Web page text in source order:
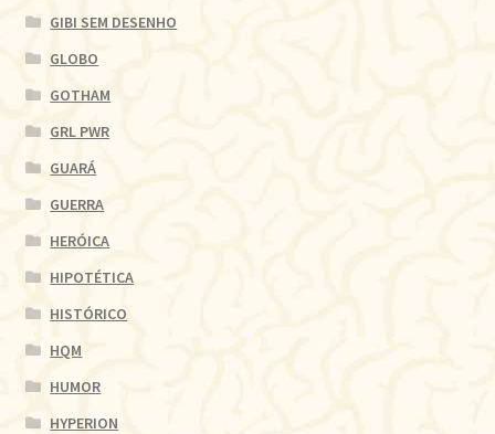
GIBI SEM DESENHO
GLOBO
GOTHAM
GRL PWR
GUARÁ
GUERRA
HERÓICA
HIPOTÉTICA
HISTÓRICO
HQM
HUMOR
HYPERION